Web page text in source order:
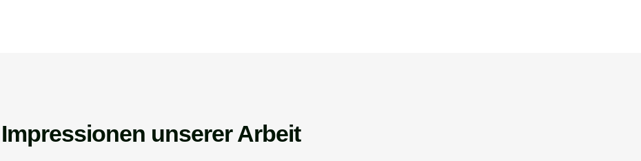
Impressionen unserer Arbeit